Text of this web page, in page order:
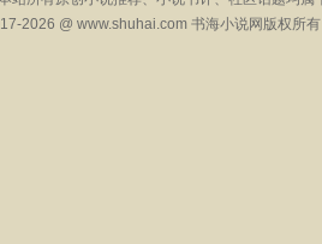
2026 @ www.shuhai.com 书海小说网版权所